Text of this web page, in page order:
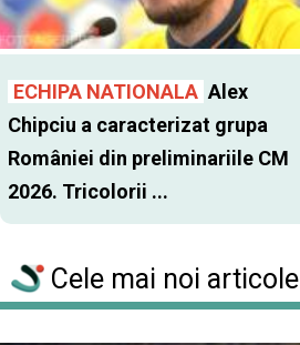
ECHIPA NATIONALA Alex
Chipciu a caracterizat grupa
României din preliminariile CM
2026. Tricolorii ...
Cele mai noi articole